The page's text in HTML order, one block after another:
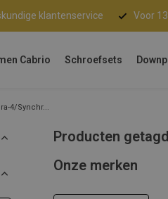
klantenservice Voor
Cabrio Schroefsets
4/Synchr...
Producten
Onze merken